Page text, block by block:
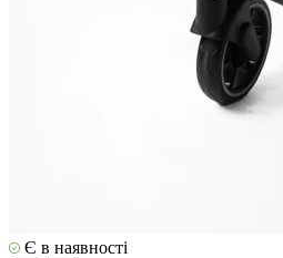
Є в наявності